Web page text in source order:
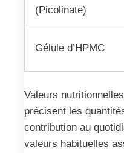
(Picolinate)
Gélule d’HPMC
Valeurs
précisent les
contribution au
valeurs habituelles